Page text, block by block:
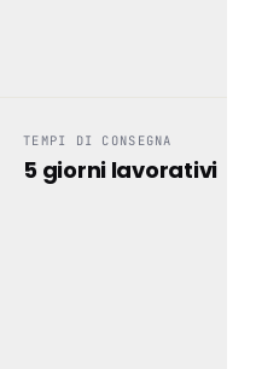
TEMPI DI CONSEGNA
5 giorni lavorativi